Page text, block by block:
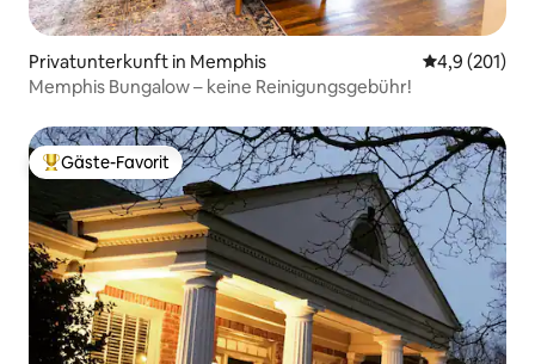
Privatunterkunft in Memphis
4,9 (201)
Memphis Bungalow – keine Reinigungsgebühr!
Beliebter Gäste-Favorit.
Gäste-Favorit